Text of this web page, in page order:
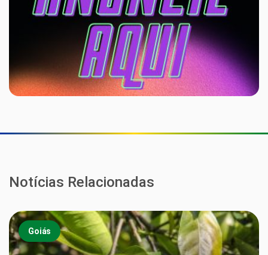
Notícias Relacionadas
Goiás